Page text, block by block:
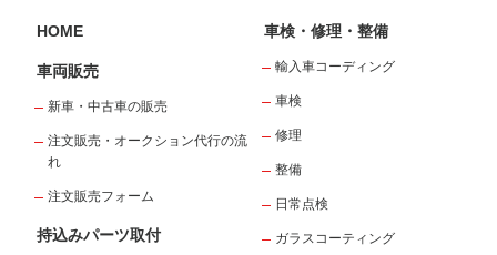
HOME
車両販売
新車・中古車の販売
注文販売・オークション代行の流
れ
注文販売フォーム
持込みパーツ取付
車検・修理・整備
輸入車コーディング
車検
修理
整備
日常点検
ガラスコーティング